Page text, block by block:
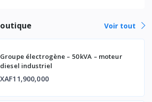
Voir tout
Groupe électrogène – 50 kVA – moteur
diesel industriel
XAF11,900,000